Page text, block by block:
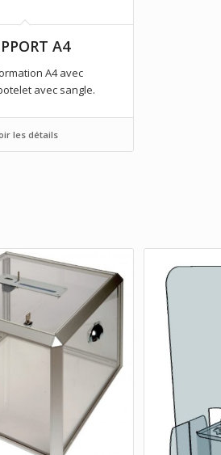
A4
A4 avec
avec sangle.
les détails